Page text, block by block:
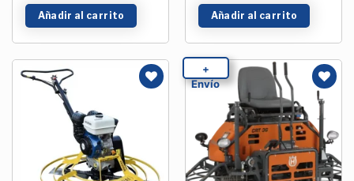
Añadir al carrito Añadir al carrito
+
Envío
Añadir
a la
Lista de
deseos